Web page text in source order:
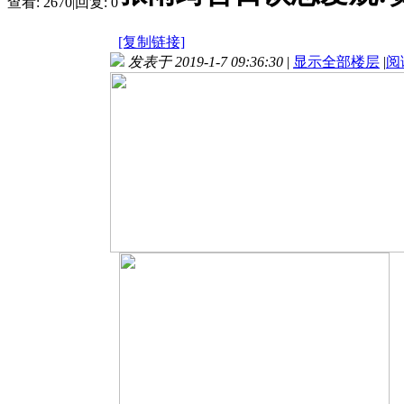
[复制链接]
发表于 2019-1-7 09:36:30 | 显示全部楼层 |阅